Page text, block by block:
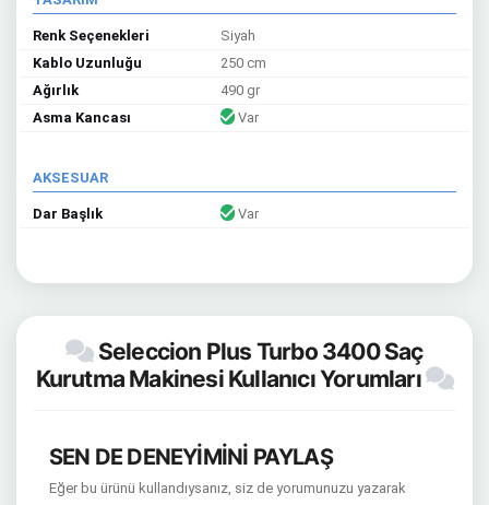
Renk Seçenekleri
Siyah
Kablo Uzunluğu
250 cm
Ağırlık
490 gr
Asma Kancası
Var
AKSESUAR
Dar Başlık Var
Seleccion Plus Turbo 3400 Saç
Kurutma Makinesi Kullanıcı Yorumları
SEN DE DENEYİMİNİ PAYLAŞ
Eğer bu ürünü kullandıysanız, siz de yorumunuzu yazarak